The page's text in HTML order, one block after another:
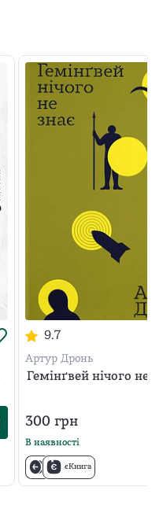
9.7
Артур Дронь
Гемінґвей нічого не
300грн
В наявності
єКнига